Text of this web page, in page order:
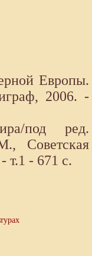
Европы.
2006. -
под ред.
Советская
т.1 - 671 с.